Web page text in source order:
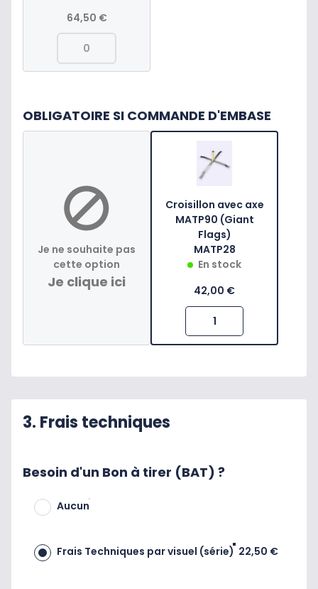
64,50 €
OBLIGATOIRE SI COMMANDE D'EMBASE
Je ne souhaite pas
cette option
Je clique ici
Croisillon avec axe
MATP90 (Giant
Flags)
MATP28
En stock
42,00 €
3. Frais techniques
Besoin d'un Bon à tirer (BAT) ?
Aucun
Frais Techniques par visuel (série) 22,50 €